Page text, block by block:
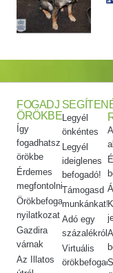
FOGADJ
ÖRÖKBE
Így
fogadhatsz
örökbe
Érdemes
megfontolni
Örökbefogadói
nyilatkozat
Gazdira
várnak
Az Illatos
Legyél
önkéntes
Legyél
ideiglenes
befogadó!
Támogasd
munkánkat!
Adó egy
százalékról
Virtuális